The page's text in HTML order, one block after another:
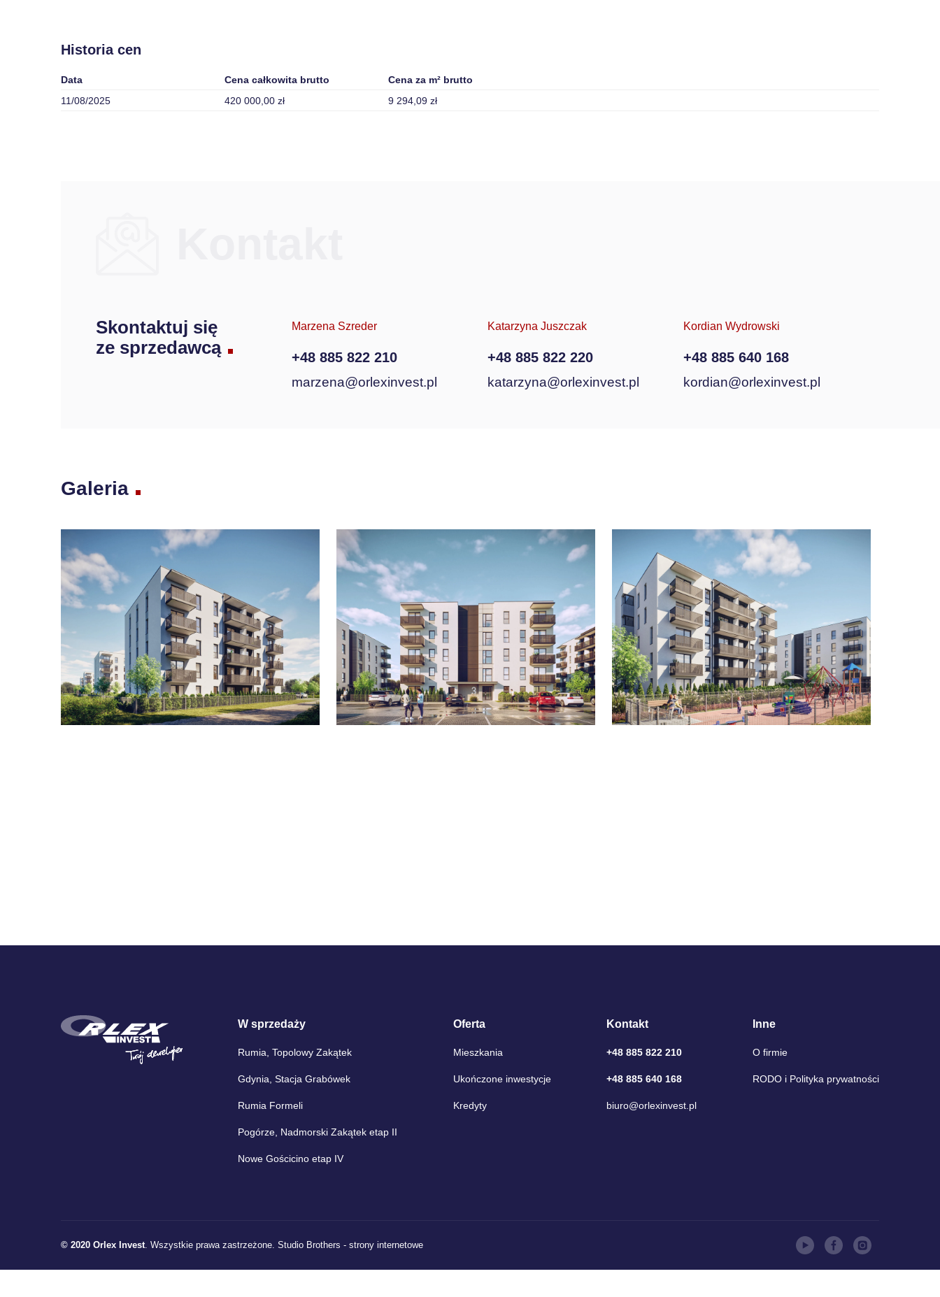
Historia cen
Data Cena całkowita brutto
Cena za m² brutto
11/08/2025
420 000,00 zł 9 294,09 zł
Skontaktuj się
ze sprzedawcą
Marzena Szreder
+48 885 822 210
marzena@orlexinvest.pl
Katarzyna Juszczak
+48 885 822 220
katarzyna@orlexinvest.pl
Kordian Wydrowski
+48 885 640 168
kordian@orlexinvest.pl
Galeria
W sprzedaży
Rumia, Topolowy Zakątek
Gdynia, Stacja Grabówek
Rumia Formeli
Pogórze, Nadmorski Zakątek etap II
Nowe Gościcino etap IV
Oferta
Mieszkania
Ukończone inwestycje
Kredyty
Kontakt
+48 885 822 210
+48 885 640 168
biuro@orlexinvest.pl
Inne
O firmie
RODO i Polityka prywatności
© 2020 Orlex Invest . Wszystkie prawa zastrzeżone. Studio Brothers - strony internetowe